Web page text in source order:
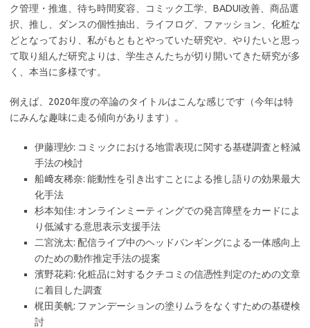
ク管理・推進、待ち時間変容、コミック工学、BADUI改善、商品選
択、推し、ダンスの個性抽出、ライフログ、ファッション、化粧な
どとなっており、私がもともとやっていた研究や、やりたいと思っ
て取り組んだ研究よりは、学生さんたちが切り開いてきた研究が多
く、本当に多様です。
例えば、2020年度の卒論のタイトルはこんな感じです（今年は特
にみんな趣味に走る傾向があります）。
伊藤理紗: コミックにおける地雷表現に関する基礎調査と軽減
手法の検討
船﨑友稀奈: 能動性を引き出すことによる推し語りの効果最大
化手法
杉本知佳: オンラインミーティングでの発言障壁をカードによ
り低減する意思表示支援手法
二宮洸太: 配信ライブ中のヘッドバンギングによる一体感向上
のための動作推定手法の提案
濱野花莉: 化粧品に対するクチコミの信憑性判定のための文章
に着目した調査
梶田美帆: ファンデーションの塗りムラをなくすための基礎検
討